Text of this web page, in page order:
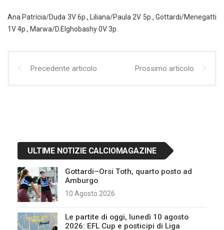
Ana Patrícia/Duda 3V 6p., Liliana/Paula 2V 5p., Gottardi/Menegatti
1V 4p., Marwa/D.Elghobashy 0V 3p.
Precedente articolo Prossimo articolo
ULTIME NOTIZIE CALCIOMAGAZINE
Gottardi–Orsi Toth, quarto posto ad
Amburgo
10 Agosto 2026
Le partite di oggi, lunedì 10 agosto
2026: EFL Cup e posticipi di Liga